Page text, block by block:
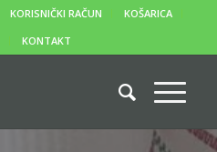
KORISNIČKI RAČUN
KOŠARICA
KONTAKT